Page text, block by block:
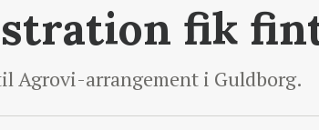
fik
Agrovi-arrangement i Guldborg.